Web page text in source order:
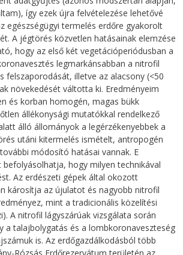
így ezek újra felvételezése lehetővé
egészségügyi termelés erdőre gyakorolt
A jégtörés közvetlen hatásainak elemzése
hogy az első két vegetációperiódusban a
legmarkánsabban a nitrofil
felszaporodását, illetve az alacsony (<50
növekedését váltotta ki. Eredményeim
és korban homogén, magas bükk
állékonysági mutatókkal rendelkező
álló állományok a legérzékenyebbek a
utáni kitermelés ismételt, antropogén
módosító hatásai vannak. E
hogy milyen technikával
Az erdészeti gépek által okozott
károsítja az újulatot és nagyobb nitrofil
mint a tradicionális közelítési
A nitrofil lágyszárúak vizsgálata során
a talajbolygatás és a lombkoronaveszteség
is. Az erdőgazdálkodásból több